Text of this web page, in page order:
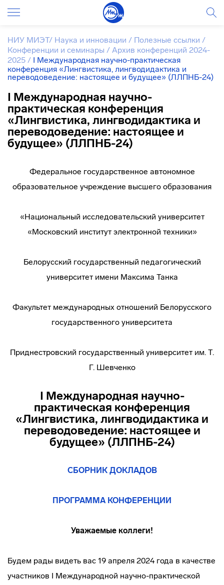
НИУ МИЭТ/ Наука и инновации / Полезные ссылки /
Конференции и семинары / Архив конференций 2024-
2025 / I Международная научно-практическая
конференция «Лингвистика, лингводидактика и
переводоведение: настоящее и будущее» (ЛЛПНБ-24)
I Международная научно-
практическая конференция
«Лингвистика, лингводидактика и
переводоведение: настоящее и
будущее» (ЛЛПНБ-24)
Федеральное государственное автономное
образовательное учреждение высшего образования
«Национальный исследовательский университет
«Московский институт электронной техники»
Белорусский государственный педагогический
университет имени Максима Танка
Факультет международных отношений Белорусского
государственного университета
Приднестровский государственный университет им. Т.
Г. Шевченко
I Международная научно-
практическая конференция
«Лингвистика, лингводидактика и
переводоведение: настоящее и
будущее» (ЛЛПНБ-24)
СБОРНИК ДОКЛАДОВ
ПРОГРАММА КОНФЕРЕНЦИИ
Уважаемые коллеги!
Будем рады видеть вас 19 апреля 2024 года в качестве
участников I Международной научно-практической